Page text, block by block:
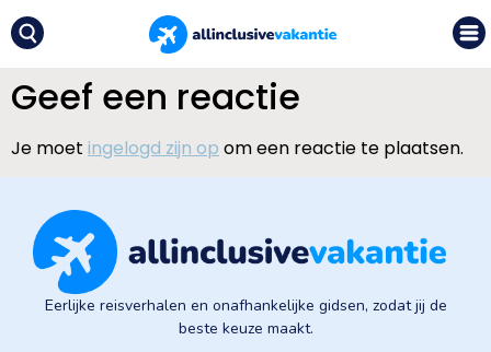
Geef een reactie
Je moet ingelogd zijn op om een reactie te plaatsen.
Eerlijke reisverhalen en onafhankelijke gidsen, zodat jij de
beste keuze maakt.